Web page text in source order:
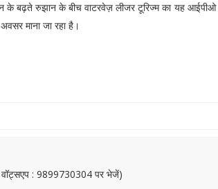
के बढ़ते रुझान के बीच वाटरवेज़ लीजर टूरिज्म का यह आईपीओ
माना जा रहा है।
वॉट्सएप : 9899730304 पर भेजें)